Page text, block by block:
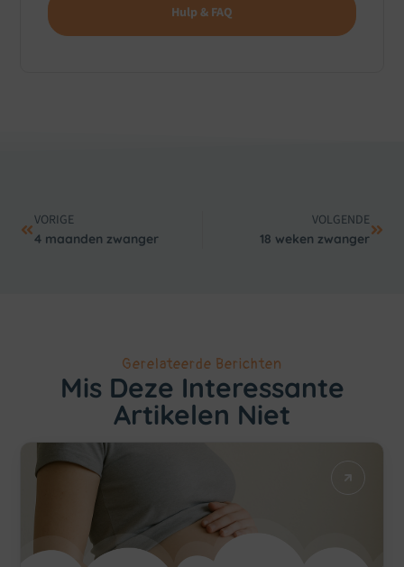
Hulp & FAQ
VORIGE
4 maanden zwanger
VOLGENDE
18 weken zwanger
Gerelateerde Berichten
Mis Deze Interessante
Artikelen Niet